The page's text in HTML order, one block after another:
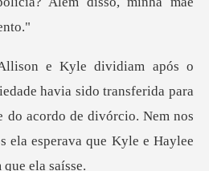
sido transferida para
do acordo de divórcio. Nem nos